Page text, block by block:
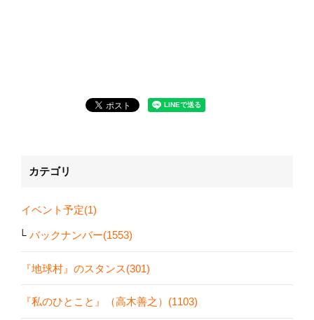
カテゴリ
イベント予定(1)
バックナンバー(1553)
『地球村』のスタンス(301)
『私のひとこと』（高木善之）(1103)